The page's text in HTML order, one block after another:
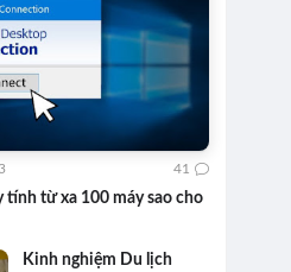
tính từ xa 100 máy sao cho
41
Kinh nghiệm Du lịch